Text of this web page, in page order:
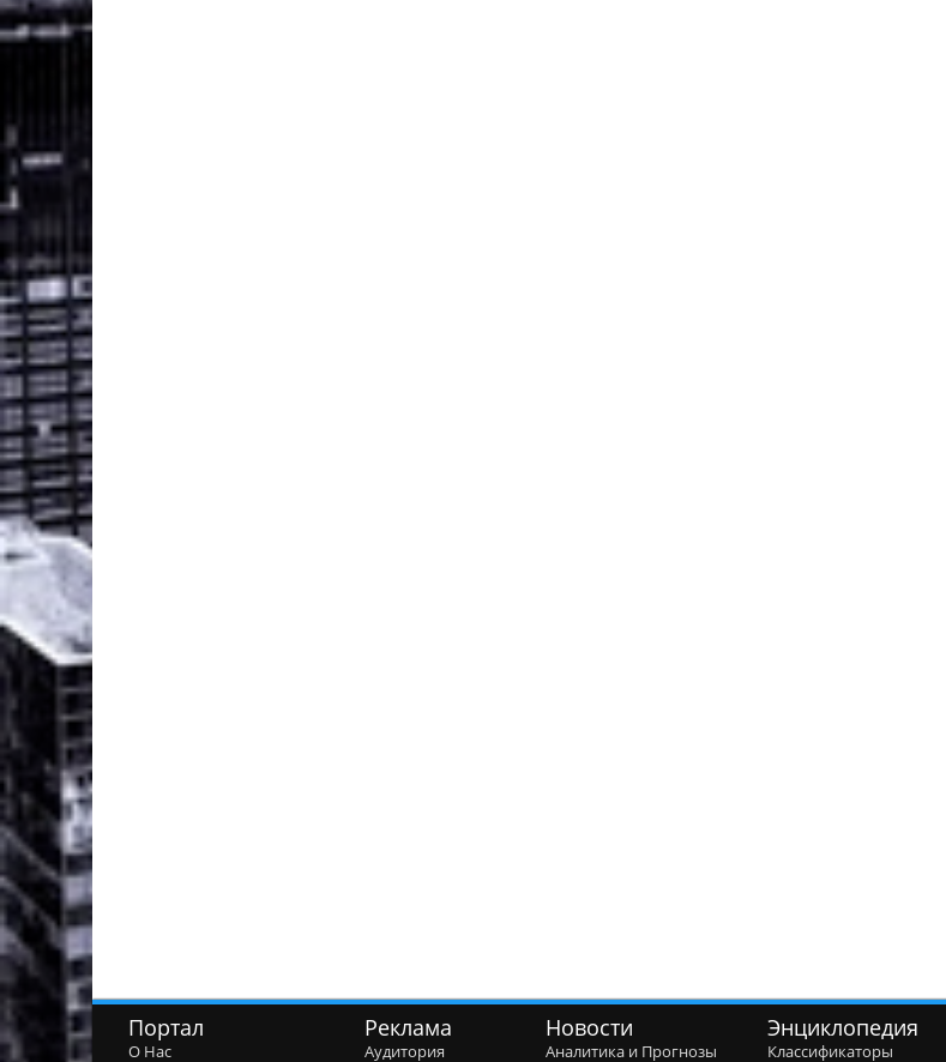
Портал
О Нас
Реклама
Аудитория
Новости
Аналитика и Прогнозы
Энциклопедия
Классификаторы